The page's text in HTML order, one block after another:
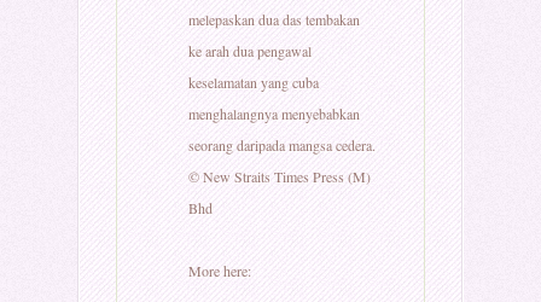
melepaskan dua das tembakan
ke arah dua pengawal
keselamatan yang cuba
menghalangnya menyebabkan
seorang daripada mangsa cedera.
© New Straits Times Press (M)
Bhd
More here: